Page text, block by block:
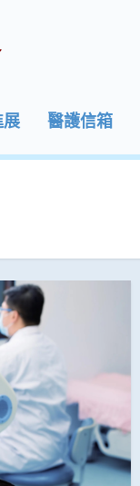
醫護信箱